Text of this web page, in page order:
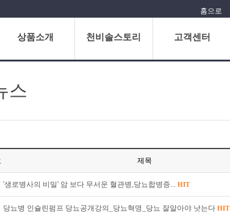
홈으로
상품소개 천비솔스토리 고객센터
스
제목
'생로병사의 비밀' 암 보다 무서운 혈관병,당뇨합병증... HIT
당뇨병 인슐린펌프 당뇨공개강의_당뇨혁명_당뇨 잘알아야 낫는다 HIT